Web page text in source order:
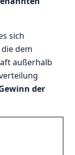
sich
die dem
außerhalb
der